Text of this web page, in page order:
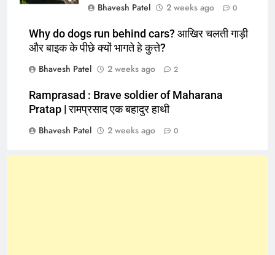
Bhavesh Patel
2 weeks ago 0
Why do dogs run behind cars? आखिर चलती गाड़ी
और बाइक के पीछे क्यों भागते हे कुत्ते?
Bhavesh Patel
2 weeks ago 2
Ramprasad : Brave soldier of Maharana
Pratap | रामप्रसाद एक बहादुर हाथी
Bhavesh Patel
2 weeks ago 0